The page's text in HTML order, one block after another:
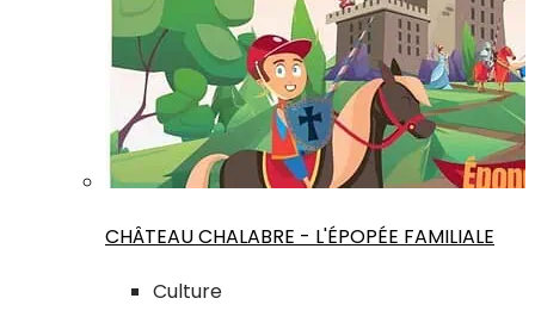
CHÂTEAU CHALABRE - L'ÉPOPÉE FAMILIALE
Culture